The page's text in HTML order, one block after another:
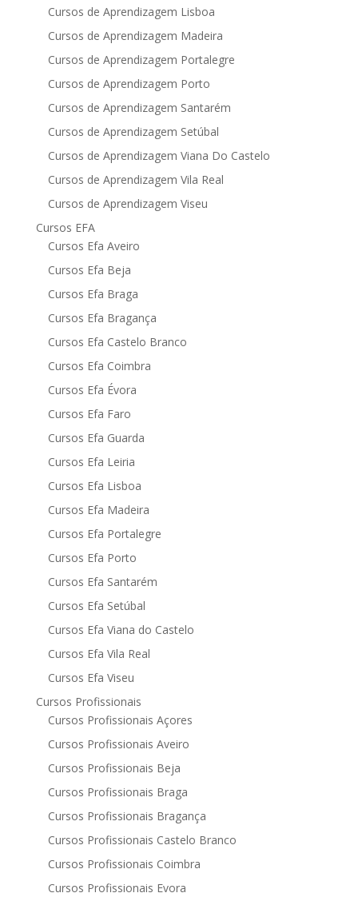
Cursos de Aprendizagem Lisboa
Cursos de Aprendizagem Madeira
Cursos de Aprendizagem Portalegre
Cursos de Aprendizagem Porto
Cursos de Aprendizagem Santarém
Cursos de Aprendizagem Setúbal
Cursos de Aprendizagem Viana Do Castelo
Cursos de Aprendizagem Vila Real
Cursos de Aprendizagem Viseu
Cursos EFA
Cursos Efa Aveiro
Cursos Efa Beja
Cursos Efa Braga
Cursos Efa Bragança
Cursos Efa Castelo Branco
Cursos Efa Coimbra
Cursos Efa Évora
Cursos Efa Faro
Cursos Efa Guarda
Cursos Efa Leiria
Cursos Efa Lisboa
Cursos Efa Madeira
Cursos Efa Portalegre
Cursos Efa Porto
Cursos Efa Santarém
Cursos Efa Setúbal
Cursos Efa Viana do Castelo
Cursos Efa Vila Real
Cursos Efa Viseu
Cursos Profissionais
Cursos Profissionais Açores
Cursos Profissionais Aveiro
Cursos Profissionais Beja
Cursos Profissionais Braga
Cursos Profissionais Bragança
Cursos Profissionais Castelo Branco
Cursos Profissionais Coimbra
Cursos Profissionais Evora